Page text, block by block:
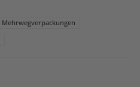
Mehrwegverpackungen